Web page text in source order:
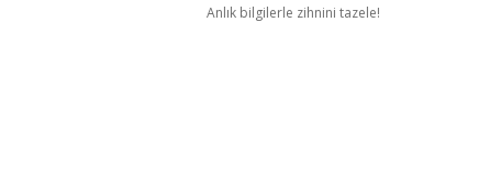
Anlık bilgilerle zihnini tazele!